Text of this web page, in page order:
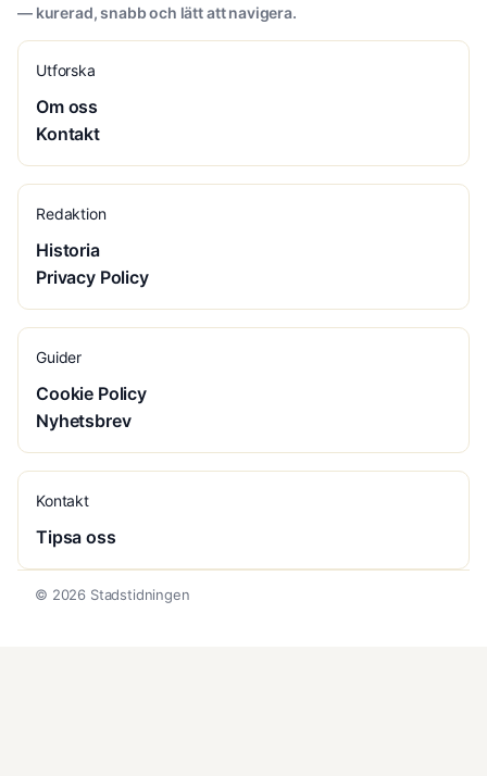
— kurerad, snabb och lätt att navigera.
Utforska
Om oss
Kontakt
Redaktion
Historia
Privacy Policy
Guider
Cookie Policy
Nyhetsbrev
Kontakt
Tipsa oss
© 2026 Stadstidningen